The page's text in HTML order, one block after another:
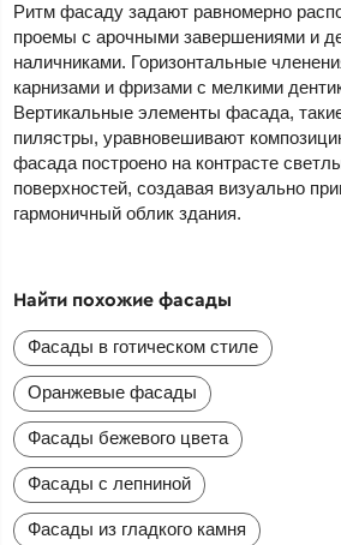
Ритм фасаду задают равномерно
проемы с арочными завершениями и
наличниками. Горизонтальные
карнизами и фризами с мелкими
Вертикальные элементы фасада,
пилястры, уравновешивают
фасада построено на контрасте
поверхностей, создавая визуально
гармоничный облик здания.
Найти похожие фасады
Фасады в готическом стиле
Оранжевые фасады
Фасады бежевого цвета
Фасады с лепниной
Фасады из гладкого камня